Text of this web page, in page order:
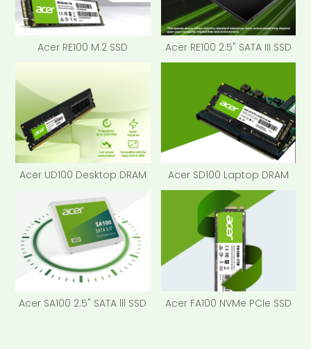
Acer RE100 M.2 SSD Acer RE100 2.5" SATA III SSD
Acer UD100 Desktop DRAM Acer SD100 Laptop DRAM
Acer SA100 2.5" SATA lll SSD Acer FA100 NVMe PCIe SSD